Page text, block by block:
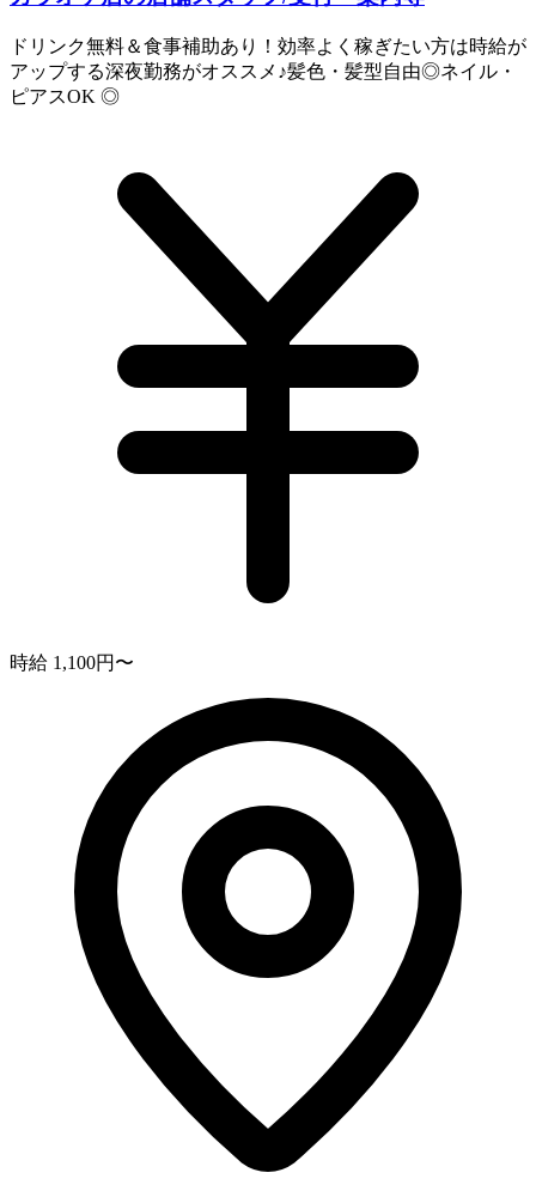
ドリンク無料＆食事補助あり！効率よく稼ぎたい方は時給が
アップする深夜勤務がオススメ♪髪色・髪型自由◎ネイル・
ピアスOK ◎
時給 1,100円〜